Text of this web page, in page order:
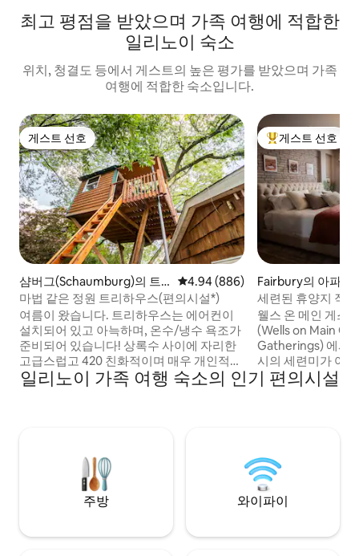
최고 평점을 받았으며 가족 여행에 적합한
일리노이 숙소
위치, 청결도 등에서 게스트의 높은 평가를 받았으며 가족
여행에 적합한 숙소입니다.
게스트 선호
게스트 선호
샴버그(Schaumburg)의 트
리하우스
평점 4.94점(5점 만점), 후기 886
4.94 (886)
마법 같은 정원 트리하우스(편의시설*)
여름이 왔습니다. 트리하우스는 에어컨이
설치되어 있고 아늑하며, 온수/냉수 욕조가
준비되어 있습니다! 상록수 사이에 자리한
고급스럽고 420 친화적이며 매우 개인적인
4피트 깊이의 삼나무 온수 욕조에서 달과
별이 머리 위로 빙글빙글 도는 동안, 폭포가
같은 경험을 하고 특별한 추억을 만들어 보
세요! Chgo Magazine이 저희를 Chgo의
상위 3위 스테이케이션으로 평가한 이유를
확인해보세요!
상위 게스트 선호
게스트 선호
Fairbury의 아파트
세련된 휴양지 작
련됨
웰스 온 메인 게스
(Wells on Main
Gatherings) 에서
시의 세련미가 어
니다. 로맨틱한 휴가, 여자들의 주말, 재충
전의 시간 등 우아
겨보세요. 현지의
함으로 모든 순간
주일 숙박을 예약
으세요 ❤️
일리노이 가족 여행 숙소의 인기 편의시설
주방 와이파이